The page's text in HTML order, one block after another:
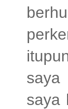
saya
saya